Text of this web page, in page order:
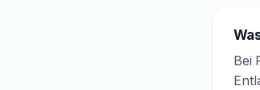
Bei